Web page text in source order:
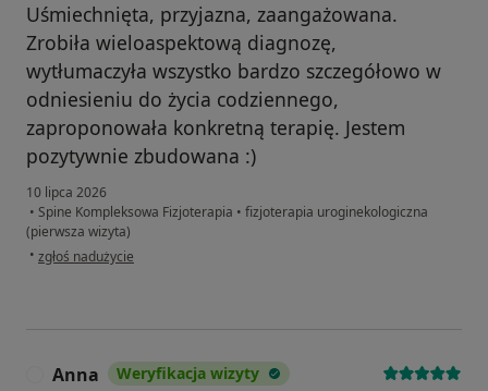
Uśmiechnięta, przyjazna, zaangażowana.
Zrobiła wieloaspektową diagnozę,
wytłumaczyła wszystko bardzo szczegółowo w
odniesieniu do życia codziennego,
zaproponowała konkretną terapię. Jestem
pozytywnie zbudowana :)
10 lipca 2026
• Spine Kompleksowa Fizjoterapia • fizjoterapia uroginekologiczna
(pierwsza wizyta)
• w opinii użytkownika Asia
zgłoś nadużycie
Anna Weryfikacja wizyty